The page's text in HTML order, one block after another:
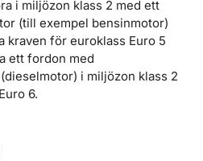
i miljözon klass 2 med ett
(till exempel bensinmotor)
kraven för euroklass Euro 5
ett fordon med
i miljözon klass 2
6.